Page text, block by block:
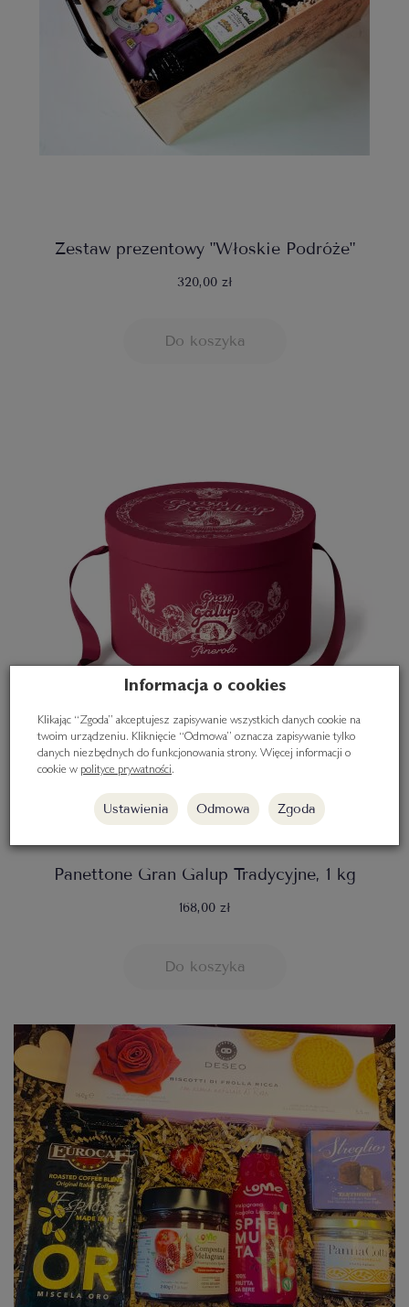
Zestaw prezentowy "Włoskie Podróże"
320,00 zł
Do koszyka
Panettone Gran Galup Tradycyjne, 1 kg
168,00 zł
Do koszyka
Informacja o cookies
Klikając “Zgoda” akceptujesz zapisywanie wszystkich danych cookie na
twoim urządzeniu. Kliknięcie “Odmowa” oznacza zapisywanie tylko
danych niezbędnych do funkcjonowania strony. Więcej informacji o
cookie w polityce prywatności.
Ustawienia Odmowa Zgoda